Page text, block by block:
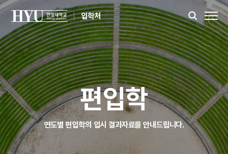
입학처
편입학
연도별 편입학의 입시 결과자료를 안내드립니다.